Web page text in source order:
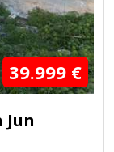
39.999 €